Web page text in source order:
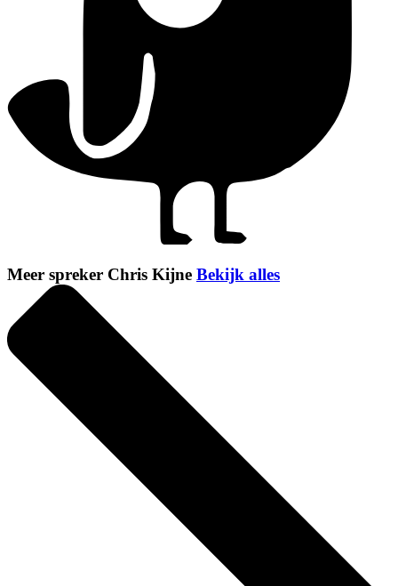
Meer spreker Chris Kijne Bekijk alles